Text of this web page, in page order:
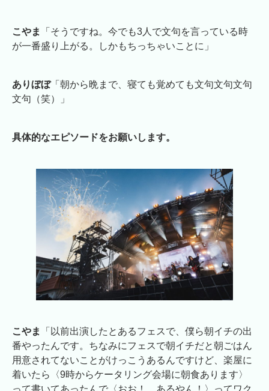
こやま
「そうですね。今でも3人で文句を言っている時
が一番盛り上がる。しかもちっちゃいことに」
ありぼぼ「朝から晩まで、寝ても覚めても文句文句文句
文句（笑）」
具体的なエピソードをお願いします。
こやま
「以前出演したとあるフェスで、僕ら朝イチの出
番やったんです。ちなみにフェスで朝イチだと朝ごはん
用意されてないことがけっこうあるんですけど、楽屋に
着いたら〈9時からケータリング会場に朝食あります〉
って書いてあったんで〈おお！ あるやん！〉ってワク